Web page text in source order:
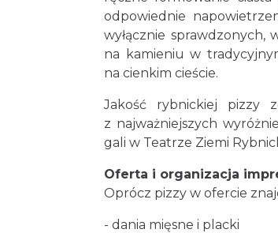
odpowiednie
wyłącznie sprawdzonych,
na kamieniu w
na cienkim cieście.
Jakość rybnickiej pizzy
z najważniejszych
gali w Teatrze Ziemi
Oferta i organizacja
Oprócz pizzy w ofercie
- dania mięsne i placki